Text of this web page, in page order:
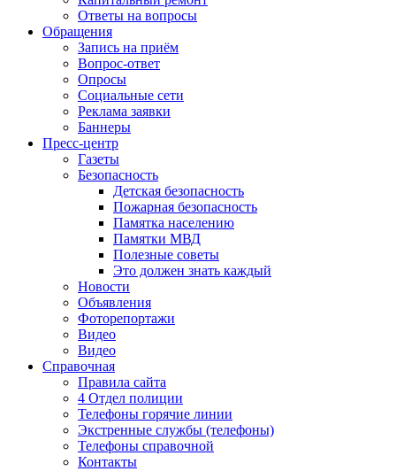
Ответы на вопросы
Обращения
Запись на приём
Вопрос-ответ
Опросы
Социальные сети
Реклама заявки
Баннеры
Пресс-центр
Газеты
Безопасность
Детская безопасность
Пожарная безопасность
Памятка населению
Памятки МВД
Полезные советы
Это должен знать каждый
Новости
Объявления
Фоторепортажи
Видео
Видео
Справочная
Правила сайта
4 Отдел полиции
Телефоны горячие линии
Экстренные службы (телефоны)
Телефоны справочной
Контакты